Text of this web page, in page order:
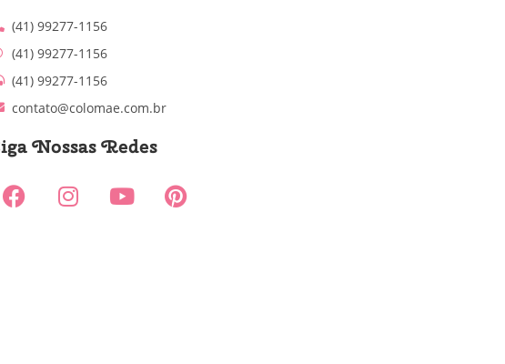
(41) 99277-1156
(41) 99277-1156
(41) 99277-1156
contato@colomae.com.br
Nossas Redes